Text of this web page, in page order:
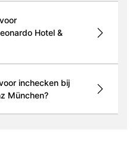
Hotel &
inchecken bij
München?